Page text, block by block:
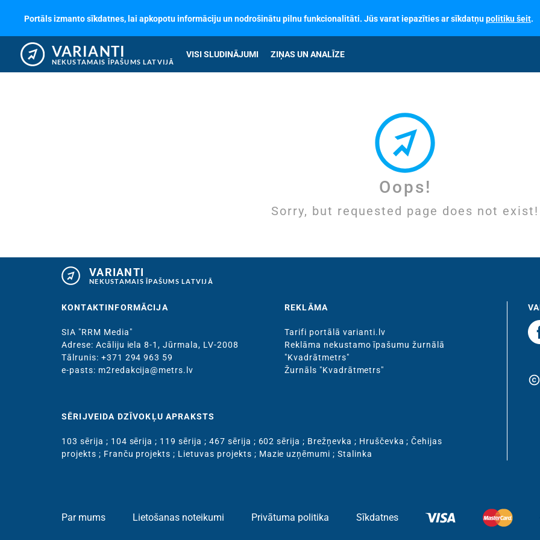
Portāls izmanto sīkdatnes, lai apkopotu informāciju un nodrošinātu pilnu funkcionalitāti. Jūs varat iepazīties ar sīkdatņupolitiku šeit.
VARIANTI
NEKUSTAMAIS ĪPAŠUMS LATVIJĀ
VISI SLUDINĀJUMI ZIŅAS UN ANALĪZE
Oops!
Sorry, but requested page does not exist!
VARIANTI
NEKUSTAMAIS ĪPAŠUMS LATVIJĀ
KONTAKTINFORMĀCIJA
SIA "RRM Media"
Adrese: Acāliju iela 8-1, Jūrmala, LV-2008
Тālrunis: +371 294 963 59
e-pasts: m2redakcija@metrs.lv
REKLĀMA
Tarifi portālā varianti.lv
Reklāma nekustamo īpašumu žurnālā
"Kvadrātmetrs"
Žurnāls "Kvadrātmetrs"
SĒRIJVEIDA DZĪVOKĻU APRAKSTS
103 sērija ; 104 sērija ; 119 sērija ; 467 sērija ; 602 sērija ; Brežņevka ; Hruščevka ;Čehijas
projekts ; Franču projekts ; Lietuvas projekts ; Mazie uzņēmumi ;Stalinka
copyright
Par mums Lietošanas noteikumi Privātuma politika Sīkdatnes